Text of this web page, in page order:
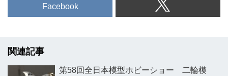
Facebook
関連記事
第58回全日本模型ホビーショー 二輪模